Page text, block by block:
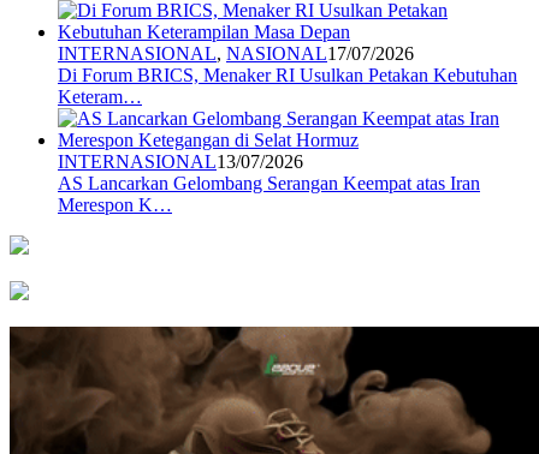
INTERNASIONAL, NASIONAL17/07/2026
Di Forum BRICS, Menaker RI Usulkan Petakan Kebutuhan
Keteram…
INTERNASIONAL13/07/2026
AS Lancarkan Gelombang Serangan Keempat atas Iran
Merespon K…